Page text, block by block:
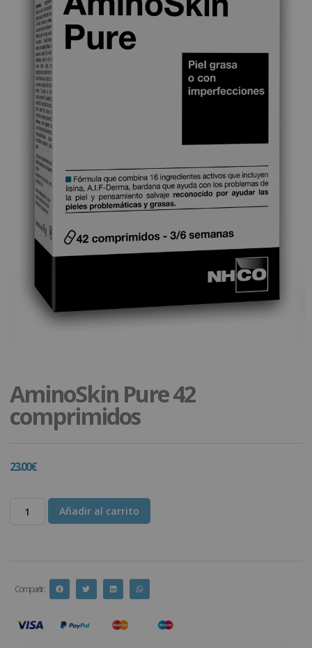
AminoSkin Pure 42
comprimidos
23.00€
Añadir al carrito
Compartir :